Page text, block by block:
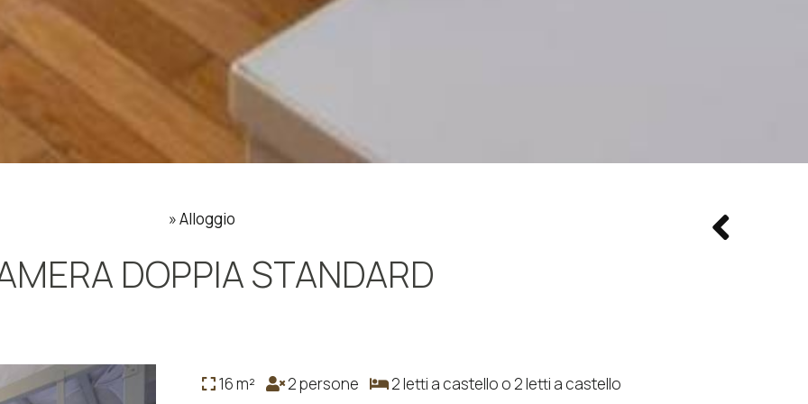
»Alloggio
DOPPIA STANDARD
16 m² 2 persone 2 letti a castello o 2 letti a castello